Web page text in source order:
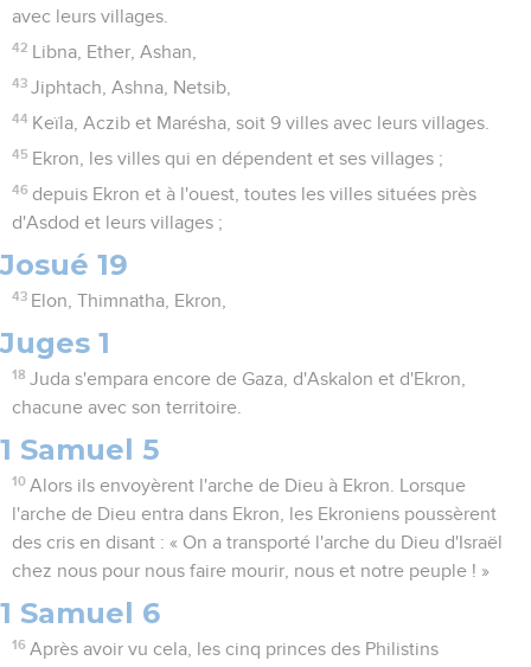
avec leurs villages.
42 Libna, Ether, Ashan,
43 Jiphtach, Ashna, Netsib,
44 Keïla, Aczib et Marésha, soit 9 villes avec leurs villages.
45 Ekron, les villes qui en dépendent et ses villages ;
46 depuis Ekron et à l'ouest, toutes les villes situées près
d'Asdod et leurs villages ;
Josué 19
43 Elon, Thimnatha, Ekron,
Juges 1
18 Juda s'empara encore de Gaza, d'Askalon et d'Ekron,
chacune avec son territoire.
1 Samuel 5
10 Alors ils envoyèrent l'arche de Dieu à Ekron. Lorsque
l'arche de Dieu entra dans Ekron, les Ekroniens poussèrent
des cris en disant : « On a transporté l'arche du Dieu d'Israël
chez nous pour nous faire mourir, nous et notre peuple ! »
1 Samuel 6
16 Après avoir vu cela, les cinq princes des Philistins